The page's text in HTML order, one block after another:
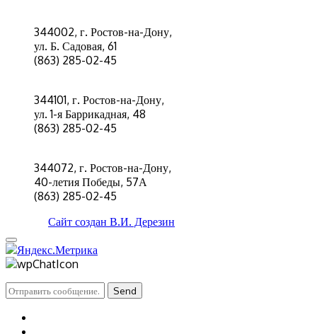
344002, г. Ростов-на-Дону,
ул. Б. Садовая, 61
(863) 285-02-45
344101, г. Ростов-на-Дону,
ул. 1-я Баррикадная, 48
(863) 285-02-45
344072, г. Ростов-на-Дону,
40-летия Победы, 57А
(863) 285-02-45
Сайт создан В.И. Дерезин
Send